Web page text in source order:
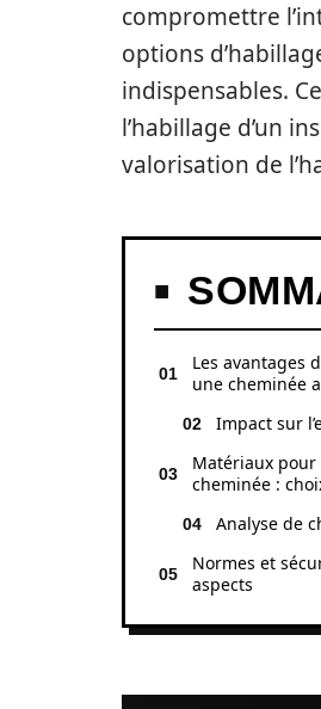
compromettre
options
indispensables.
l’habillage d’un
valorisation de
Les avantages
une cheminée
Impact sur
Matériaux pour
cheminée :
Analyse de
Normes et
aspects